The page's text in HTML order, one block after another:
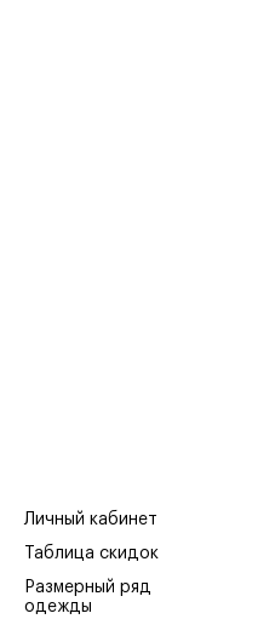
Личный кабинет
Таблица скидок
Размерный ряд
одежды